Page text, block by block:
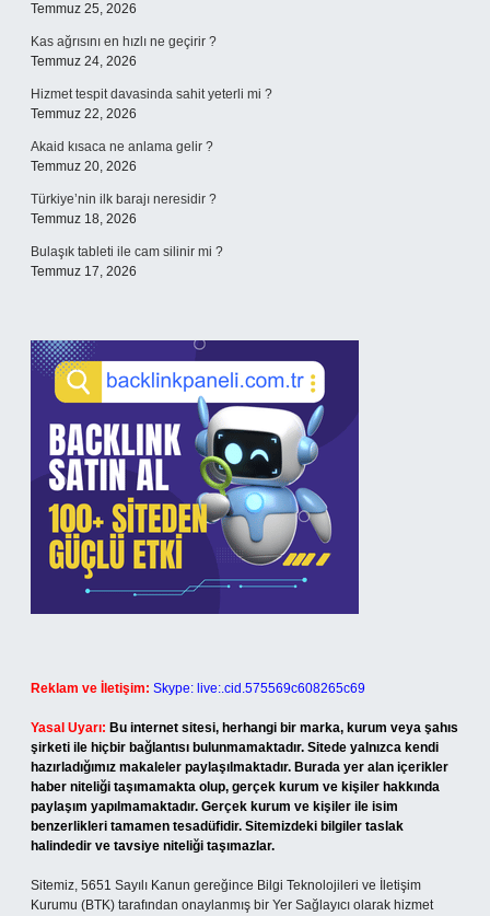
Temmuz 25, 2026
Kas ağrısını en hızlı ne geçirir ?
Temmuz 24, 2026
Hizmet tespit davasinda sahit yeterli mi ?
Temmuz 22, 2026
Akaid kısaca ne anlama gelir ?
Temmuz 20, 2026
Türkiye’nin ilk barajı neresidir ?
Temmuz 18, 2026
Bulaşık tableti ile cam silinir mi ?
Temmuz 17, 2026
Reklam ve İletişim: Skype: live:.cid.575569c608265c69
Yasal Uyarı: Bu internet sitesi, herhangi bir marka, kurum veya şahıs
şirketi ile hiçbir bağlantısı bulunmamaktadır. Sitede yalnızca kendi
hazırladığımız makaleler paylaşılmaktadır. Burada yer alan içerikler
haber niteliği taşımamakta olup, gerçek kurum ve kişiler hakkında
paylaşım yapılmamaktadır. Gerçek kurum ve kişiler ile isim
benzerlikleri tamamen tesadüfidir. Sitemizdeki bilgiler taslak
halindedir ve tavsiye niteliği taşımazlar.
Sitemiz, 5651 Sayılı Kanun gereğince Bilgi Teknolojileri ve İletişim
Kurumu (BTK) tarafından onaylanmış bir Yer Sağlayıcı olarak hizmet